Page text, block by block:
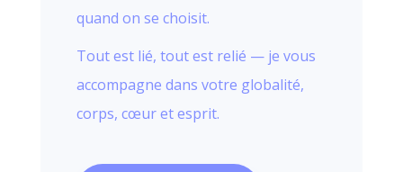
quand on se choisit.
Tout est lié, tout est relié — je vous
accompagne dans votre globalité,
corps, cœur et esprit.